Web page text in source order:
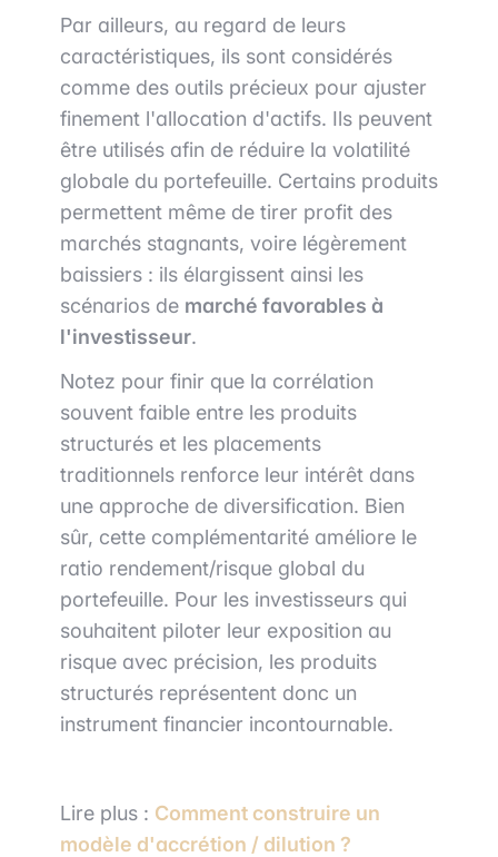
Par ailleurs, au regard de leurs
caractéristiques, ils sont considérés
comme des outils précieux pour ajuster
finement l'allocation d'actifs. Ils peuvent
être utilisés afin de réduire la volatilité
globale du portefeuille. Certains produits
permettent même de tirer profit des
marchés stagnants, voire légèrement
baissiers : ils élargissent ainsi les
scénarios de marché favorables à
l'investisseur.
Notez pour finir que la corrélation
souvent faible entre les produits
structurés et les placements
traditionnels renforce leur intérêt dans
une approche de diversification. Bien
sûr, cette complémentarité améliore le
ratio rendement/risque global du
portefeuille. Pour les investisseurs qui
souhaitent piloter leur exposition au
risque avec précision, les produits
structurés représentent donc un
instrument financier incontournable.
Lire plus : Comment construire un
modèle d'accrétion / dilution ?